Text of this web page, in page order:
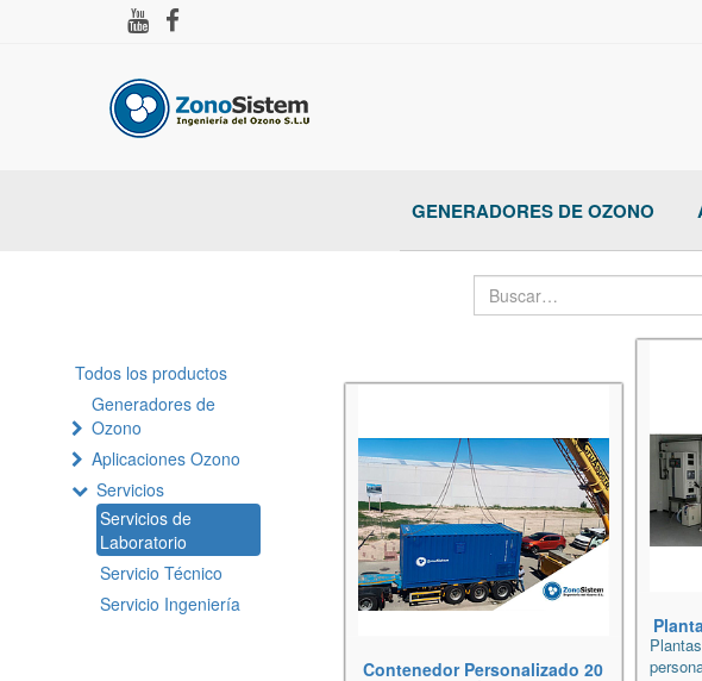
GENERADORES DE OZONO
Todos los productos
Generadores de
Ozono
Aplicaciones Ozono
Servicios
Servicios de
Laboratorio
Servicio Técnico
Servicio Ingeniería
Contenedor Personalizado 20